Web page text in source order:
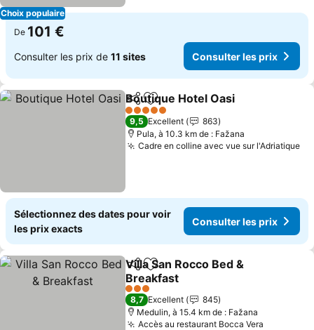
Choix populaire
De 101 €
Consulter les prix de 11 sites Consulter les prix
PartagerAjouter à mes favoris
Boutique Hotel Oasi
5 Étoiles
9,5 Excellent
863
Pula, à 10.3 km de : Fažana
Cadre en colline avec vue sur l'Adriatique
Sélectionnez des dates pour voir
les prix exacts
Consulter les prix
PartagerAjouter à mes favoris
Villa San Rocco Bed &
Breakfast
Consulter les prix
3 Étoiles
8,7 Excellent
845
Medulin, à 15.4 km de : Fažana
Accès au restaurant Bocca Vera